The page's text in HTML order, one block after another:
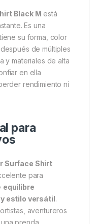
chaqueta en
sobrio la
combinar con
vaqueros,
perder
Black M
Es una
su forma, color
de múltiples
y materiales de alta
en ella
rendimiento ni